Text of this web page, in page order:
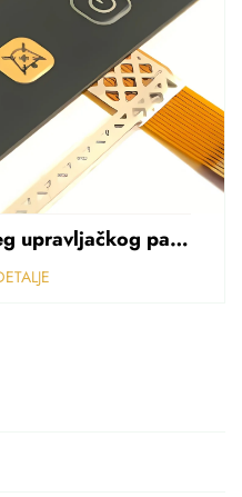
Matni nalepka prednjeg upravljačkog panela Perforirani nalepka od polikarbonata od PVC-a debljine 0,25 mm